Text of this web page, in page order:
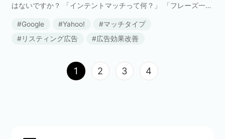
はないですか？ 「インテントマッチって何？」 「フレーズ一致
ワードで使った方がいいの？」 インテントマッチ […]
Google Yahoo!
マッチタイプ
リスティング広告
広告効果改善
1 2 3 4